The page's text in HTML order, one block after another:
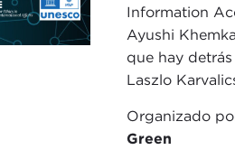
Information
Ayushi
que hay
Laszlo
Organizado
Green